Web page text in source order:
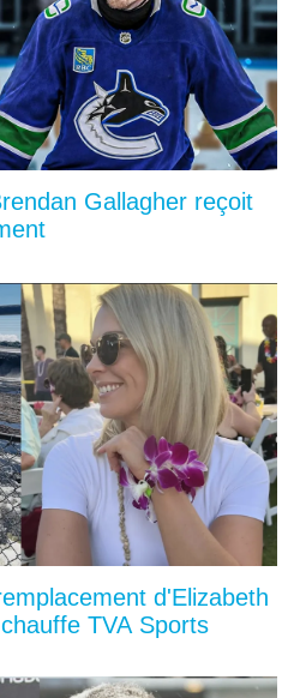
Gallagher reçoit
d'Elizabeth
TVA Sports